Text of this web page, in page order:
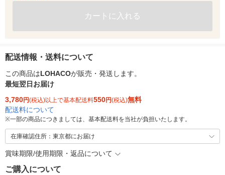
カートに入れる
配送情報・送料について
この商品はLOHACOが販売・発送します。
最短翌日お届け
3,780円(税込)以上で基本配送料550円(税込)無料
配送料について
※一部の商品につきましては、基本配送料を当社が負担いたします。
在庫確認住所：東京都にお届け
賞味期限/使用期限・返品について
ご購入について